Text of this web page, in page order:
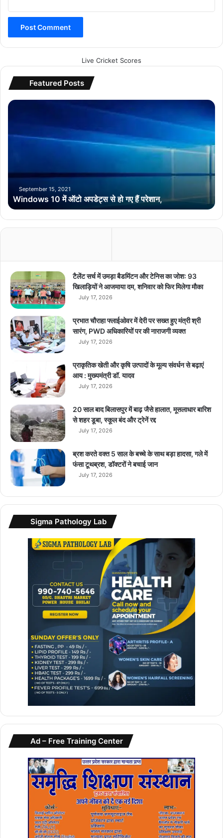
Live Cricket Scores
Featured Posts
W
d
1
ऑ
टो
ट्स
से
हो
ग
ए
प
रे
शा
September 15, 2021
Windows 10 में ऑटो अपडेट्स से हो गए हैं परेशान,
टैलेंट सर्च में उमड़ा बैडमिंटन और टेनिस का जोश: 93
खिलाड़ियों ने आजमाया दम, शनिवार को फिर मिलेगा मौका
July 17, 2026
प्रभात चौराहा फ्लाईओवर में देरी पर सख्त हुए मंत्री श्री
सारंग, PWD अधिकारियों पर की नाराजगी व्यक्त
July 17, 2026
प्राकृतिक खेती और कृषि उत्पादों के मूल्य संवर्धन से बढ़ाएं
आय : मुख्यमंत्री डॉ. यादव
July 17, 2026
20 साल बाद बिलासपुर में बाढ़ जैसे हालात, मूसलाधार बारिश
से शहर डूबा, स्कूल बंद और ट्रेनें रद्द
July 17, 2026
ब्रश करते वक्त 5 साल के बच्चे के साथ बड़ा हादसा, गले में
फंसा टूथब्रश, डॉक्टरों ने बचाई जान
July 17, 2026
Sigma Pathology Lab
Ad – Free Training Center